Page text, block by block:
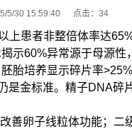
5/30 15:59:40 点击： 34
患者非整倍体率达
示60%异常源于母源性
胎培养显示碎片率
是金标准。精子DNA碎
善卵子线粒体功能；二